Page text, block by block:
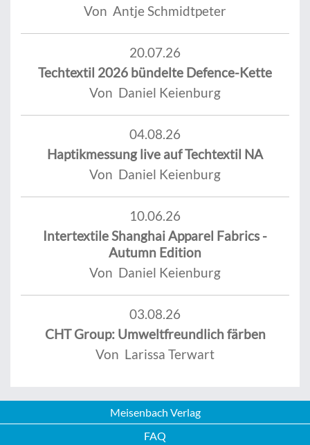
Von Antje Schmidtpeter
20.07.26
Techtextil 2026 bündelte Defence-Kette
Von Daniel Keienburg
04.08.26
Haptikmessung live auf Techtextil NA
Von Daniel Keienburg
10.06.26
Intertextile Shanghai Apparel Fabrics -
Autumn Edition
Von Daniel Keienburg
03.08.26
CHT Group: Umweltfreundlich färben
Von Larissa Terwart
Meisenbach Verlag
FAQ